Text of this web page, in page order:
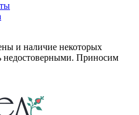
и наличие некоторых
недостоверными. Приносим